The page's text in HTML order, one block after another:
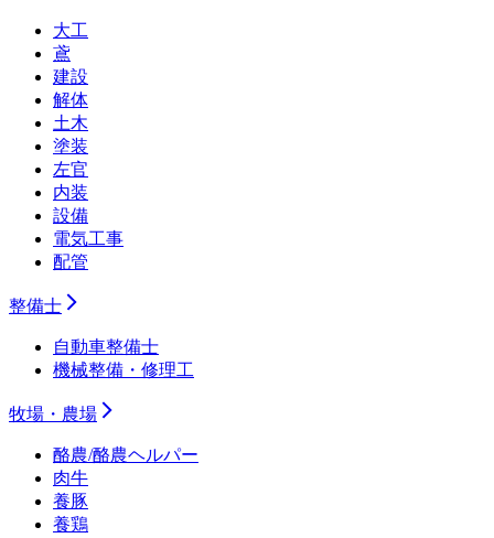
大工
鳶
建設
解体
土木
塗装
左官
内装
設備
電気工事
配管
整備士
自動車整備士
機械整備・修理工
牧場・農場
酪農/酪農ヘルパー
肉牛
養豚
養鶏